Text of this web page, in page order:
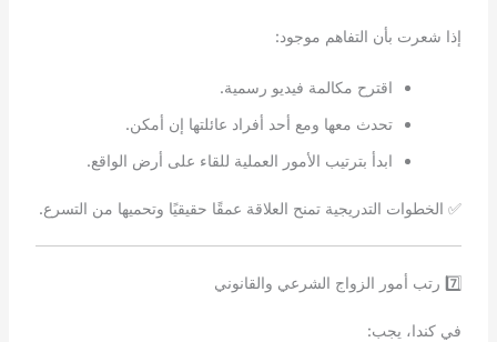
إذا شعرت بأن التفاهم موجود:
اقترح مكالمة فيديو رسمية.
تحدث معها ومع أحد أفراد عائلتها إن أمكن.
ابدأ بترتيب الأمور العملية للقاء على أرض الواقع.
✅ الخطوات التدريجية تمنح العلاقة عمقًا حقيقيًا وتحميها من التسرع.
7️⃣ رتب أمور الزواج الشرعي والقانوني
في كندا، يجب: